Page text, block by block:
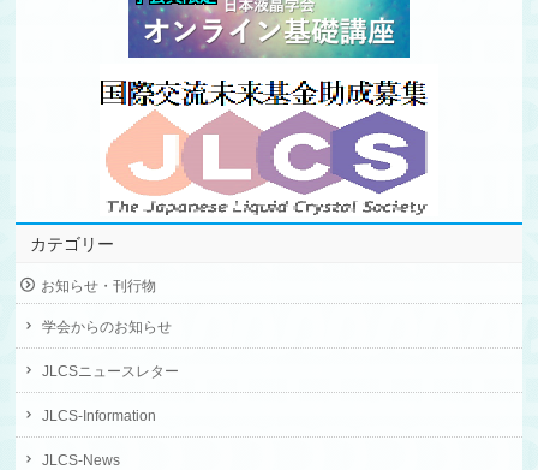
カテゴリー
お知らせ・刊行物
学会からのお知らせ
JLCSニュースレター
JLCS-Information
JLCS-News